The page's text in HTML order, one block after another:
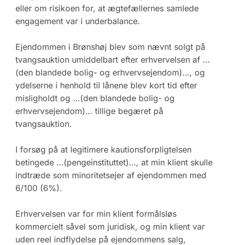
eller om risikoen for, at ægtefællernes samlede
engagement var i underbalance.
Ejendommen i Brønshøj blev som nævnt solgt på
tvangsauktion umiddelbart efter erhvervelsen af …
(den blandede bolig- og erhvervsejendom)…, og
ydelserne i henhold til lånene blev kort tid efter
misligholdt og …(den blandede bolig- og
erhvervsejendom)… tillige begæret på
tvangsauktion.
I forsøg på at legitimere kautionsforpligtelsen
betingede …(pengeinstituttet)…, at min klient skulle
indtræde som minoritetsejer af ejendommen med
6/100 (6%).
Erhvervelsen var for min klient formålsløs
kommercielt såvel som juridisk, og min klient var
uden reel indflydelse på ejendommens salg,